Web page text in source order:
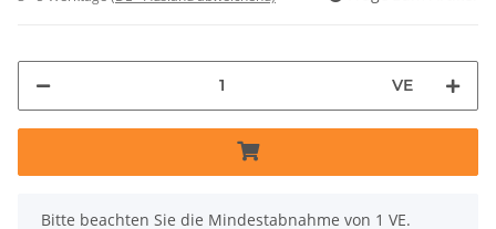
VE
x
Bitte beachten Sie die Mindestabnahme von 1 VE.